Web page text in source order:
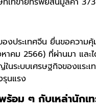
ประเทศจีน ยื่นขอความ
คม 2566) ที่ผ่านมา และ
นระบบเศรษฐกิจของแระ
นแรง
อม ๆ กับเหล่านักเ